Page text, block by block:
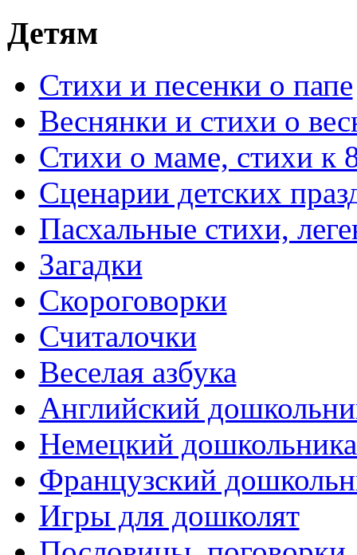
Детям
Стихи и песенки о папе
Веснянки и стихи о
Стихи о маме, стихи к
Сценарии детских
Пасхальные стихи,
Загадки
Скороговорки
Считалочки
Веселая азбука
Английский
Немецкий
Французский
Игры для дошколят